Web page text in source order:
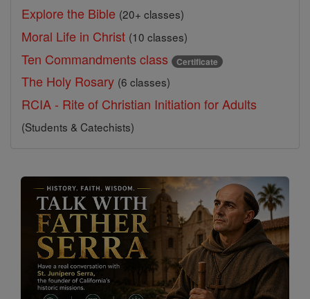
Explore the Bible (20+ classes)
Moral Life in Christ (10 classes)
Ten Commandments class Certificate
The Holy Rosary (6 classes)
RCIA - Rite of Christian Initiation for Adults
(Students & Catechists)